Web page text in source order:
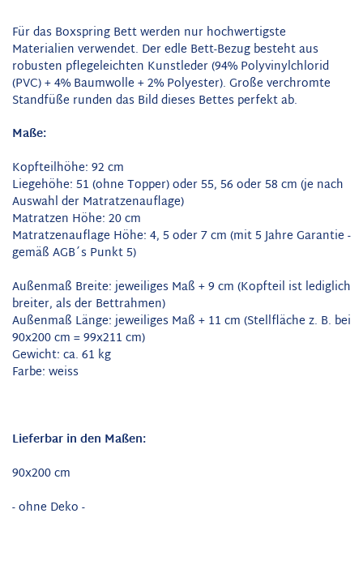
Für das Boxspring Bett werden nur hochwertigste
Materialien verwendet. Der edle Bett-Bezug besteht aus
robusten pflegeleichten Kunstleder (94% Polyvinylchlorid
(PVC) + 4% Baumwolle + 2% Polyester). Große verchromte
Standfüße runden das Bild dieses Bettes perfekt ab.
Maße:
Kopfteilhöhe: 92 cm
Liegehöhe: 51 (ohne Topper) oder 55, 56 oder 58 cm (je nach
Auswahl der Matratzenauflage)
Matratzen Höhe: 20 cm
Matratzenauflage Höhe: 4, 5 oder 7 cm (mit 5 Jahre Garantie -
gemäß AGB´s Punkt 5)
Außenmaß Breite: jeweiliges Maß + 9 cm (Kopfteil ist lediglich
breiter, als der Bettrahmen)
Außenmaß Länge: jeweiliges Maß + 11 cm (Stellfläche z. B. bei
90x200 cm = 99x211 cm)
Gewicht: ca. 61 kg
Farbe: weiss
Lieferbar in den Maßen:
90x200 cm
- ohne Deko -